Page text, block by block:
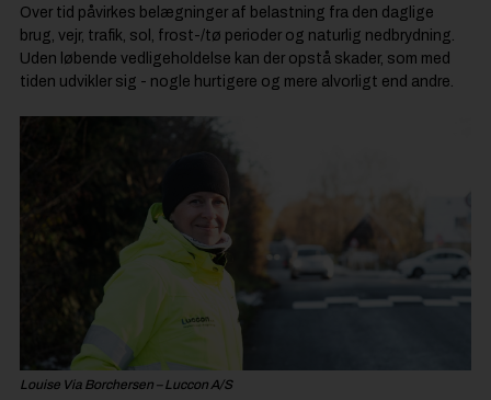
Over tid påvirkes belægninger af belastning fra den daglige
brug, vejr, trafik, sol, frost-/tø perioder og naturlig nedbrydning.
Uden løbende vedligeholdelse kan der opstå skader, som med
tiden udvikler sig - nogle hurtigere og mere alvorligt end andre.
Louise Via Borchersen – Luccon A/S